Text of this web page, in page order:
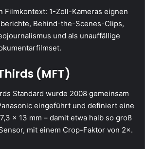
Filmkontext: 1-Zoll-Kameras eignen
Behind-the-Scenes-Clips,
und als unauffällige
(MFT)
Standard wurde 2008 gemeinsam
eingeführt und definiert eine
× 13 mm – damit etwa halb so groß
mit einem Crop-Faktor von 2×.